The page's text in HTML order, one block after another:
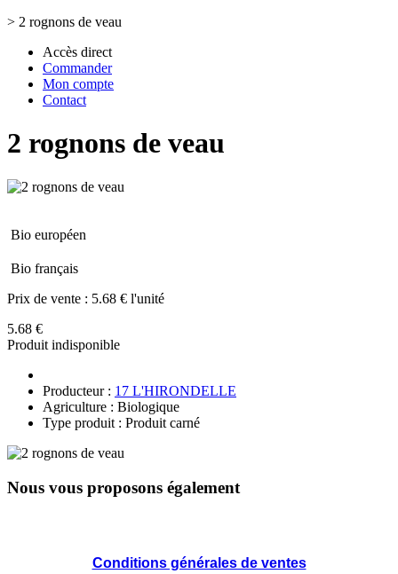
> 2 rognons de veau
Accès direct
Commander
Mon compte
Contact
2 rognons de veau
Bio européen
Bio français
Prix de vente : 5.68 € l'unité
5.68 €
Produit indisponible
Producteur : 17 L'HIRONDELLE
Agriculture : Biologique
Type produit : Produit carné
Nous vous proposons également
Conditions générales de ventes